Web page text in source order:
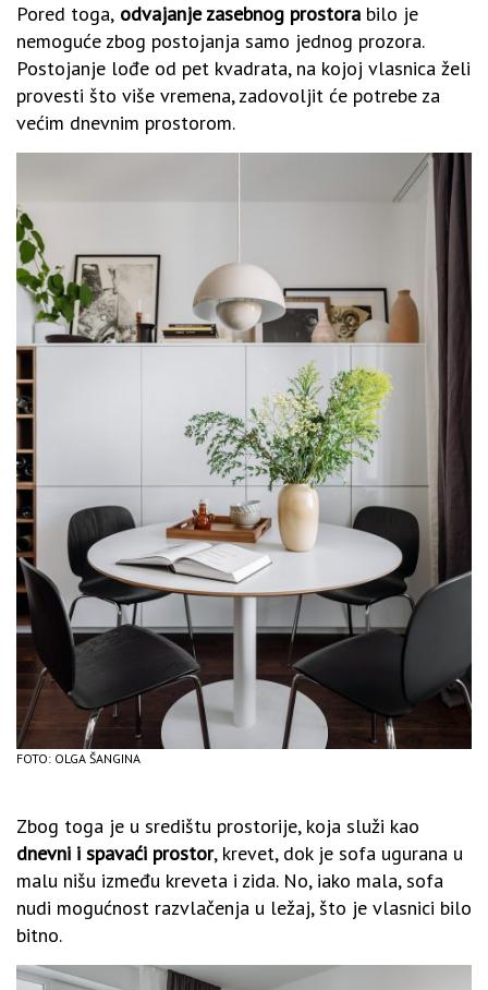
Pored toga, odvajanje zasebnog prostora bilo je
nemoguće zbog postojanja samo jednog prozora.
Postojanje lođe od pet kvadrata, na kojoj vlasnica želi
provesti što više vremena, zadovoljit će potrebe za
većim dnevnim prostorom.
FOTO: OLGA ŠANGINA
Zbog toga je u središtu prostorije, koja služi kao
dnevni i spavaći prostor, krevet, dok je sofa ugurana u
malu nišu između kreveta i zida. No, iako mala, sofa
nudi mogućnost razvlačenja u ležaj, što je vlasnici bilo
bitno.